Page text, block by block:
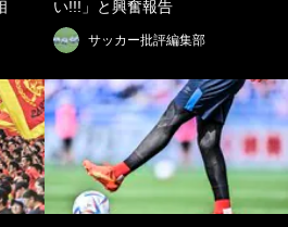
い!!!」と興奮報告
サッカー批評編集部